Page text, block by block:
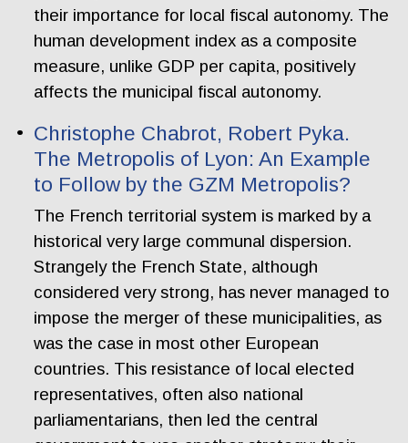
their importance for local fiscal autonomy. The
human development index as a composite
measure, unlike GDP per capita, positively
affects the municipal fiscal autonomy.
Christophe Chabrot, Robert Pyka.
The Metropolis of Lyon: An Example
to Follow by the GZM Metropolis?
The French territorial system is marked by a
historical very large communal dispersion.
Strangely the French State, although
considered very strong, has never managed to
impose the merger of these municipalities, as
was the case in most other European
countries. This resistance of local elected
representatives, often also national
parliamentarians, then led the central